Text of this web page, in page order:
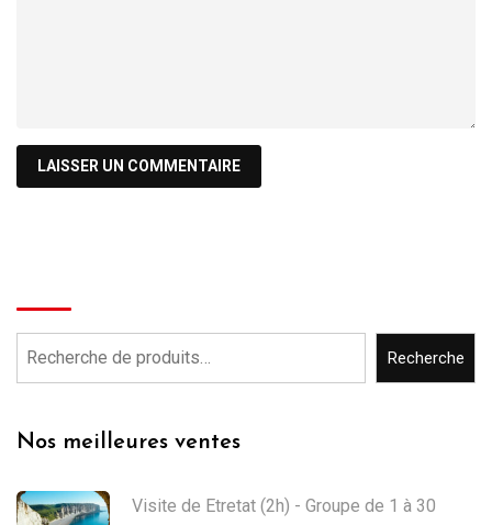
Recherche
Nos meilleures ventes
Visite de Etretat (2h) - Groupe de 1 à 30